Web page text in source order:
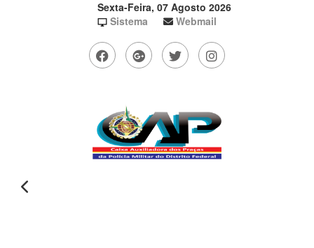
Sexta-Feira, 07 Agosto 2026
Sistema
Webmail